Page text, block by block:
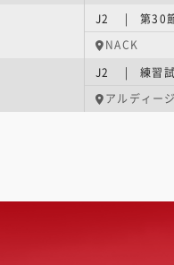
J2 | 第30
NACK
J2 | 練習試
アルディー